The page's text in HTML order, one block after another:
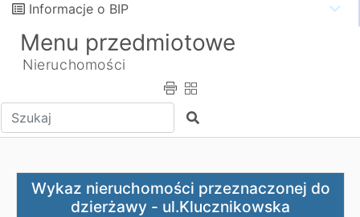
Informacje o BIP
Menu przedmiotowe
Nieruchomości
Wpisz tekst do wyszukania Szukaj
Wykaz nieruchomości przeznaczonej do dzierżawy -
Wykaz nieruchomości przeznaczonej do
dzierżawy - ul.Klucznikowska